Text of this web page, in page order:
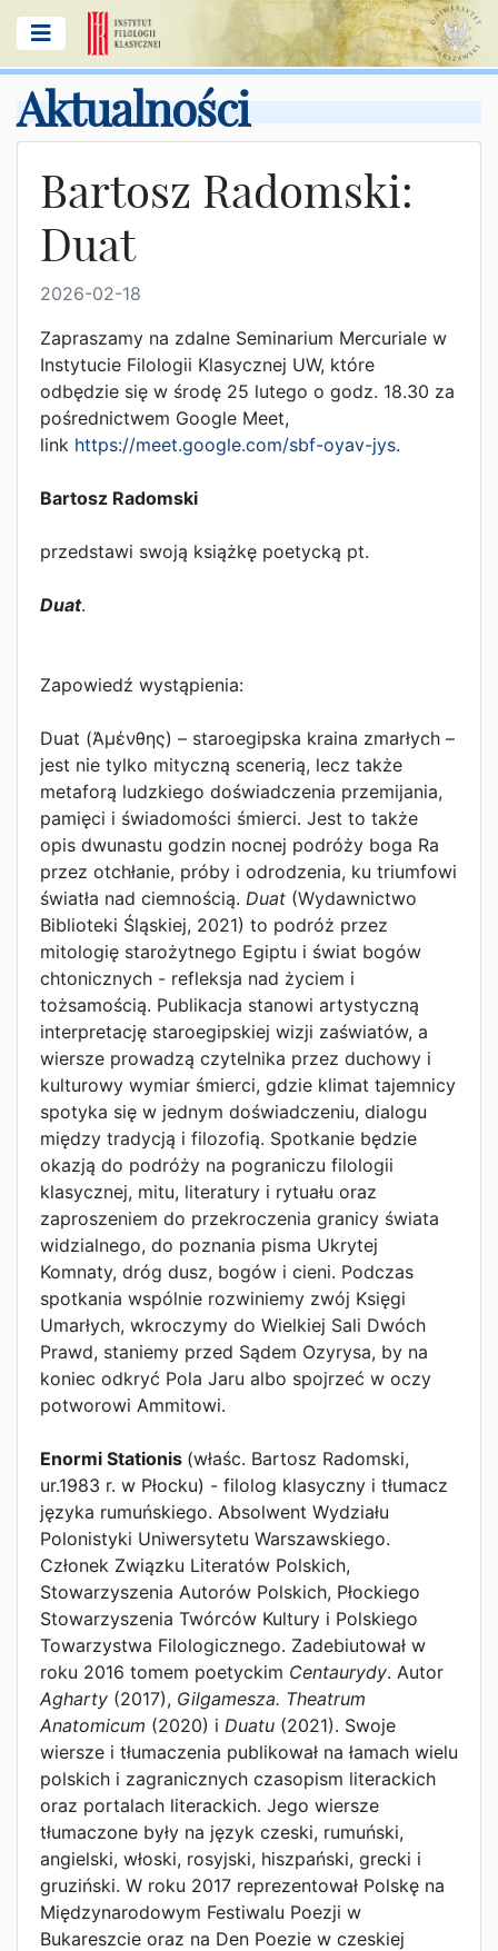
Aktualności
Bartosz Radomski:
Duat
2026-02-18
Zapraszamy na zdalne Seminarium Mercuriale w
Instytucie Filologii Klasycznej UW, które
odbędzie się w środę 25 lutego o godz. 18.30 za
pośrednictwem Google Meet,
link https://meet.google.com/sbf-oyav-jys.
Bartosz Radomski
przedstawi swoją książkę poetycką pt.
Duat.
Zapowiedź wystąpienia:
Duat (Ἀμένθης) – staroegipska kraina zmarłych –
jest nie tylko mityczną scenerią, lecz także
metaforą ludzkiego doświadczenia przemijania,
pamięci i świadomości śmierci. Jest to także
opis dwunastu godzin nocnej podróży boga Ra
przez otchłanie, próby i odrodzenia, ku triumfowi
światła nad ciemnością. Duat (Wydawnictwo
Biblioteki Śląskiej, 2021) to podróż przez
mitologię starożytnego Egiptu i świat bogów
chtonicznych - refleksja nad życiem i
tożsamością. Publikacja stanowi artystyczną
interpretację staroegipskiej wizji zaświatów, a
wiersze prowadzą czytelnika przez duchowy i
kulturowy wymiar śmierci, gdzie klimat tajemnicy
spotyka się w jednym doświadczeniu, dialogu
między tradycją i filozofią. Spotkanie będzie
okazją do podróży na pograniczu filologii
klasycznej, mitu, literatury i rytuału oraz
zaproszeniem do przekroczenia granicy świata
widzialnego, do poznania pisma Ukrytej
Komnaty, dróg dusz, bogów i cieni. Podczas
spotkania wspólnie rozwiniemy zwój Księgi
Umarłych, wkroczymy do Wielkiej Sali Dwóch
Prawd, staniemy przed Sądem Ozyrysa, by na
koniec odkryć Pola Jaru albo spojrzeć w oczy
potworowi Ammitowi.
Enormi Stationis (właśc. Bartosz Radomski,
ur.1983 r. w Płocku) - filolog klasyczny i tłumacz
języka rumuńskiego. Absolwent Wydziału
Polonistyki Uniwersytetu Warszawskiego.
Członek Związku Literatów Polskich,
Stowarzyszenia Autorów Polskich, Płockiego
Stowarzyszenia Twórców Kultury i Polskiego
Towarzystwa Filologicznego. Zadebiutował w
roku 2016 tomem poetyckim Centaurydy. Autor
Agharty (2017), Gilgamesza. Theatrum
Anatomicum (2020) i Duatu (2021). Swoje
wiersze i tłumaczenia publikował na łamach wielu
polskich i zagranicznych czasopism literackich
oraz portalach literackich. Jego wiersze
tłumaczone były na język czeski, rumuński,
angielski, włoski, rosyjski, hiszpański, grecki i
gruziński. W roku 2017 reprezentował Polskę na
Międzynarodowym Festiwalu Poezji w
Bukareszcie oraz na Den Poezie w czeskiej